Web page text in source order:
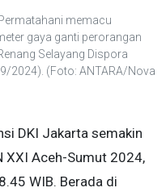
memacu
gaya ganti perorangan
Selayang Dispora
2024). (Foto: ANTARA/Nova
DKI Jakarta semakin
XXI Aceh-Sumut 2024,
WIB. Berada di